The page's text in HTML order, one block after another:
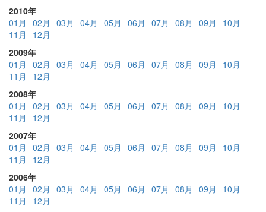
2010年
01月
02月 03月 04月 05月 06月 07月 08月 09月
10月
11月
12月
2009年
01月
02月 03月 04月 05月 06月 07月 08月 09月
10月
11月
12月
2008年
01月
02月 03月 04月 05月 06月 07月 08月 09月
10月
11月
12月
2007年
01月
02月 03月 04月 05月 06月 07月 08月 09月
10月
11月
12月
2006年
01月
02月 03月 04月 05月 06月 07月 08月 09月
10月
11月
12月